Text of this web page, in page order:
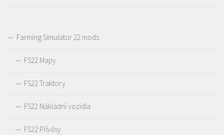
Farming Simulator 22 mods
FS22 Mapy
FS22 Traktory
FS22 Nákladní vozidla
FS22 Přívěsy